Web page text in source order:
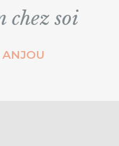
chez soi